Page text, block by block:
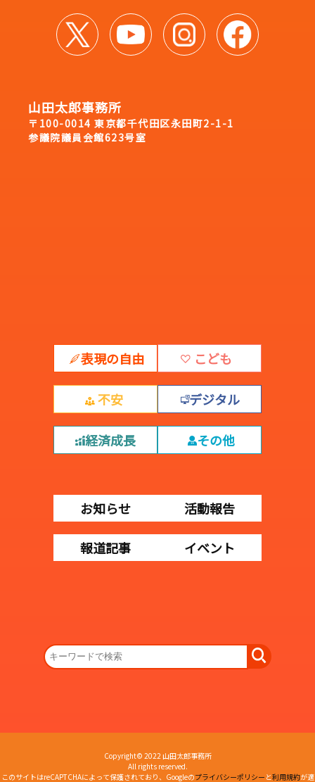
山田太郎事務所
〒100-0014 東京都千代田区永田町2-1-1
参議院議員会館623号室
表現の自由 こども
不安 デジタル
経済成長 その他
お知らせ 活動報告
報道記事 イベント
Copyright© 2022 山田太郎事務所
All rights reserved.
このサイトはreCAPTCHAによって保護されており、Googleのプライバシーポリシー と利用規約が適